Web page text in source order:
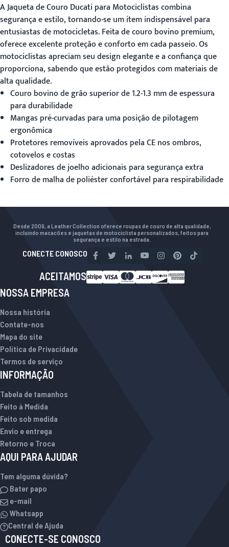
AJaqueta de Couro Ducati para Motociclistascombina
segurança e estilo, tornando-se um item indispensável para
entusiastas de motocicletas. Feita de couro bovino premium,
oferece excelente proteção e conforto em cada passeio. Os
motociclistas apreciam seu design elegante e a confiança que
proporciona, sabendo que estão protegidos com materiais de
alta qualidade.
Couro bovino de grão superior de 1.2-1.3 mm de espessura
para durabilidade
Mangas pré-curvadas para uma posição de pilotagem
ergonômica
Protetores removíveis aprovados pela CE nos ombros,
cotovelos e costas
Deslizadores de joelho adicionais para segurança extra
Forro de malha de poliéster confortável para respirabilidade
Desde 2009, a Leather Collection oferece roupas de couro de alta qualidade,
incluindo macacões e jaquetas de motociclista personalizados, feitos para
segurança e estilo na estrada.
CONECTE CONOSCO
ACEITAMOS
NOSSA EMPRESA
Nossa história
Contate-nos
Mapa do site
Política de Privacidade
Termos de serviço
INFORMAÇÃO
Tabela de tamanhos
Feito à Medida
Feito sob medida
Envio e entrega
Retorno e Troca
AQUI PARA AJUDAR
Tem alguma dúvida?
Bater papo
e-mail
Whatsapp
Central de Ajuda
CONECTE-SE CONOSCO